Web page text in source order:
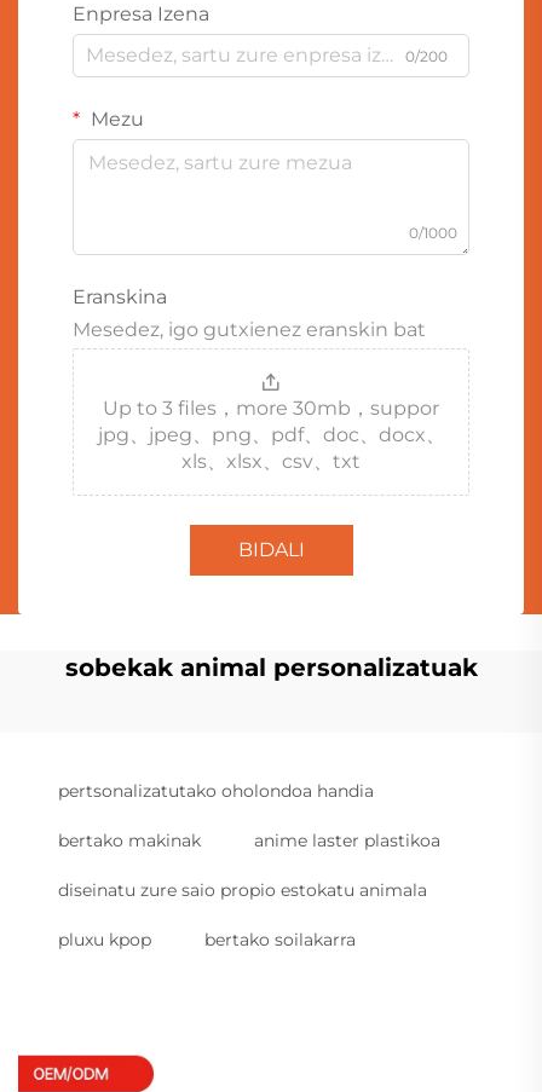
Enpresa Izena
0/200
Mezu
0/1000
Eranskina
Mesedez, igo gutxienez eranskin bat
Up to 3 files，more 30mb，suppor
jpg、jpeg、png、pdf、doc、docx、
xls、xlsx、csv、txt
BIDALI
sobekak animal personalizatuak
pertsonalizatutako oholondoa handia
bertako makinak anime laster plastikoa
diseinatu zure saio propio estokatu animala
pluxu kpop bertako soilakarra